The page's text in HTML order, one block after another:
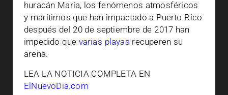
huracán María, los fenómenos atmosféricos
y marítimos que han impactado a Puerto Rico
después del 20 de septiembre de 2017 han
impedido que varias playas recuperen su
arena.
LEA LA NOTICIA COMPLETA EN
ElNuevoDia.com